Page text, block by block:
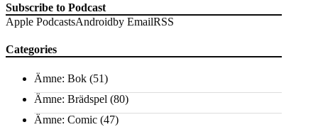
Subscribe to Podcast
Apple PodcastsAndroidby EmailRSS
Categories
Ämne: Bok (51)
Ämne: Brädspel (80)
Ämne: Comic (47)